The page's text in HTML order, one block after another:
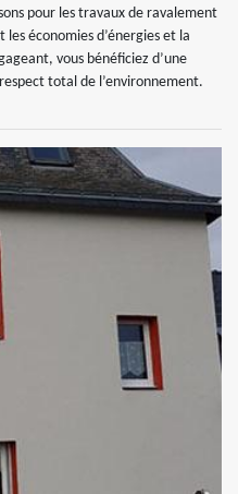
pour les travaux de ravalement
économies d’énergies et la
vous bénéficiez d’une
total de l’environnement.